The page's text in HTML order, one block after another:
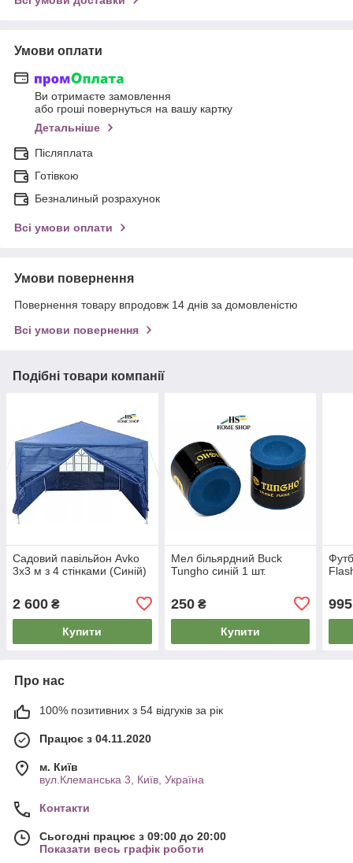
Умови оплати
Ви отримаєте замовлення
або гроші повернуться на вашу картку
Детальніше
Післяплата
Готівкою
Безналиный розрахунок
Всі умови оплати
Умови повернення
Повернення товару впродовж 14 днів за домовленістю
Всі умови повернення
Подібні товари компанії
Садовий павільйон Avko
3x3 м з 4 стінками (Синій)
2 600 ₴
Купити
Мел більярдний Buck
Tungho синій 1 шт.
250₴
Купити
995
Про нас
100% позитивних з 54 відгуків за рік
Працює з 04.11.2020
м. Київ
вул.Клеманська 3, Київ, Україна
Контакти
Сьогодні працює з 09:00 до 20:00
Показати весь графік роботи